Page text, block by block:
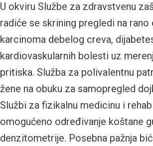
U okviru Službe za zdravstvenu
radiće se skrining pregledi na rano
karcinoma debelog creva,
kardiovaskularnih bolesti uz
pritiska. Služba za polivalentnu
žene na obuku za samopregled
Službi za fizikalnu medicinu i
omogućeno određivanje koštane
denzitometrije. Posebna pažnja